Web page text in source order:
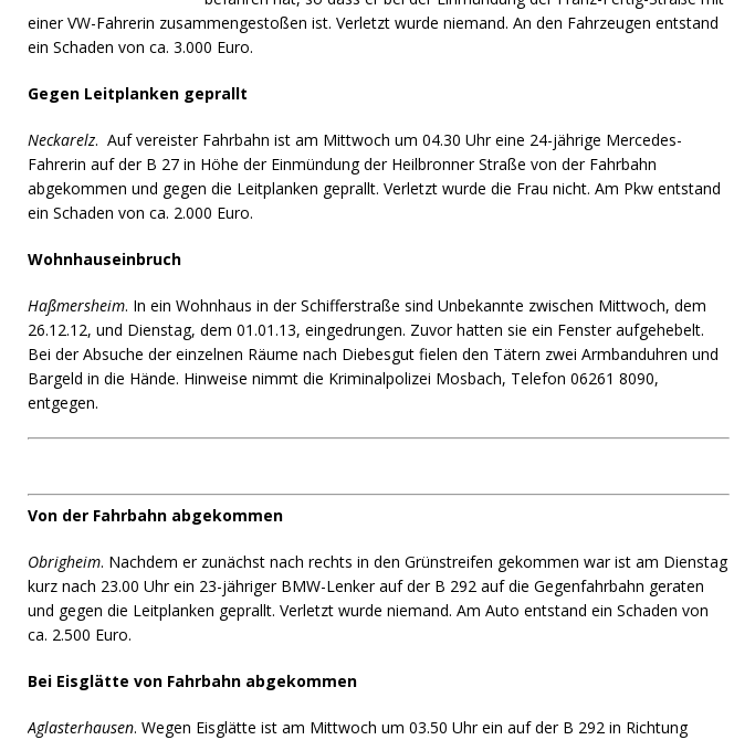
einer VW-Fahrerin zusammengestoßen ist. Verletzt wurde niemand. An den Fahrzeugen entstand
ein Schaden von ca. 3.000 Euro.
Gegen Leitplanken geprallt
Neckarelz. Auf vereister Fahrbahn ist am Mittwoch um 04.30 Uhr eine 24-jährige Mercedes-
Fahrerin auf der B 27 in Höhe der Einmündung der Heilbronner Straße von der Fahrbahn
abgekommen und gegen die Leitplanken geprallt. Verletzt wurde die Frau nicht. Am Pkw entstand
ein Schaden von ca. 2.000 Euro.
Wohnhauseinbruch
Haßmersheim. In ein Wohnhaus in der Schifferstraße sind Unbekannte zwischen Mittwoch, dem
26.12.12, und Dienstag, dem 01.01.13, eingedrungen. Zuvor hatten sie ein Fenster aufgehebelt.
Bei der Absuche der einzelnen Räume nach Diebesgut fielen den Tätern zwei Armbanduhren und
Bargeld in die Hände. Hinweise nimmt die Kriminalpolizei Mosbach, Telefon 06261 8090,
entgegen.
Von der Fahrbahn abgekommen
Obrigheim. Nachdem er zunächst nach rechts in den Grünstreifen gekommen war ist am Dienstag
kurz nach 23.00 Uhr ein 23-jähriger BMW-Lenker auf der B 292 auf die Gegenfahrbahn geraten
und gegen die Leitplanken geprallt. Verletzt wurde niemand. Am Auto entstand ein Schaden von
ca. 2.500 Euro.
Bei Eisglätte von Fahrbahn abgekommen
Aglasterhausen. Wegen Eisglätte ist am Mittwoch um 03.50 Uhr ein auf der B 292 in Richtung